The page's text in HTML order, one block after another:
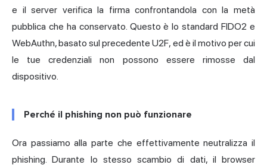
e il server verifica la firma confrontandola con la metà
pubblica che ha conservato. Questo è lo standard FIDO2 e
WebAuthn, basato sul precedente U2F, ed è il motivo per cui
le tue credenziali non possono essere rimosse dal
dispositivo.
Perché il phishing non può funzionare
Ora passiamo alla parte che effettivamente neutralizza il
phishing. Durante lo stesso scambio di dati, il browser